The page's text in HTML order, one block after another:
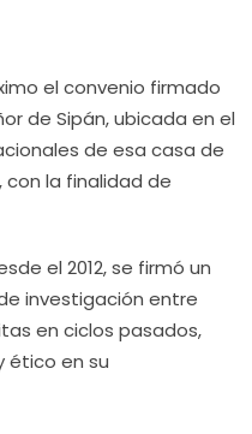
el convenio firmado
de Sipán, ubicada en el
de esa casa de
con la finalidad de
el 2012, se firmó un
investigación entre
en ciclos pasados,
ético en su